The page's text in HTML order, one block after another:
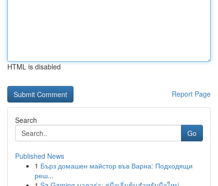
HTML is disabled
Report Page
Search
Go
Published News
1 Бърз домашен майстор във Варна: Подходящи
реш...